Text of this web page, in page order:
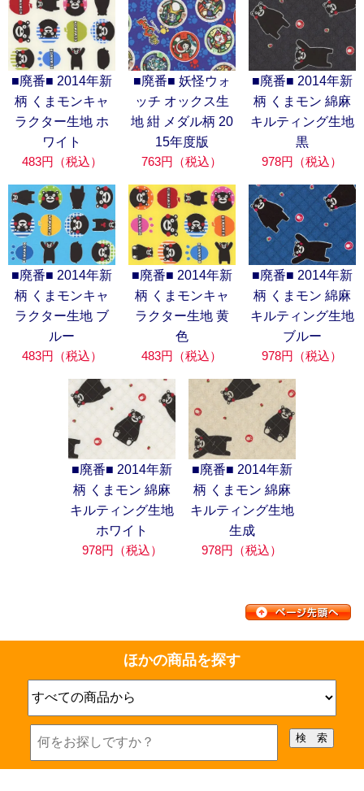
■廃番■ 2014年新
柄 くまモンキャ
ラクター生地 ホ
ワイト
483円（税込）
■廃番■ 妖怪ウォ
ッチ オックス生
地 紺 メダル柄 20
15年度版
763円（税込）
■廃番■ 2014年新
柄 くまモン 綿麻
キルティング生地
黒
978円（税込）
■廃番■ 2014年新
柄 くまモンキャ
ラクター生地 ブ
ルー
483円（税込）
■廃番■ 2014年新
柄 くまモンキャ
ラクター生地 黄
色
483円（税込）
■廃番■ 2014年新
柄 くまモン 綿麻
キルティング生地
ブルー
978円（税込）
■廃番■ 2014年新
柄 くまモン 綿麻
キルティング生地
ホワイト
978円（税込）
■廃番■ 2014年新
柄 くまモン 綿麻
キルティング生地
生成
978円（税込）
ほかの商品を探す